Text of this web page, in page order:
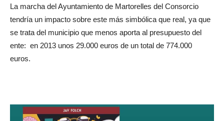
La marcha del Ayuntamiento de Martorelles del Consorcio
tendría un impacto sobre este más simbólica que real, ya que
se trata del municipio que menos aporta al presupuesto del
ente: en 2013 unos 29.000 euros de un total de 774.000
euros.